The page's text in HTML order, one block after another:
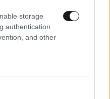
storage
authentication
and other